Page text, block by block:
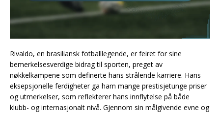
Rivaldo, en brasiliansk fotballlegende, er feiret for sine
bemerkelsesverdige bidrag til sporten, preget av
nøkkelkampene som definerte hans strålende karriere. Hans
eksepsjonelle ferdigheter ga ham mange prestisjetunge priser
og utmerkelser, som reflekterer hans innflytelse på både
klubb- og internasjonalt nivå. Gjennom sin målgivende evne og